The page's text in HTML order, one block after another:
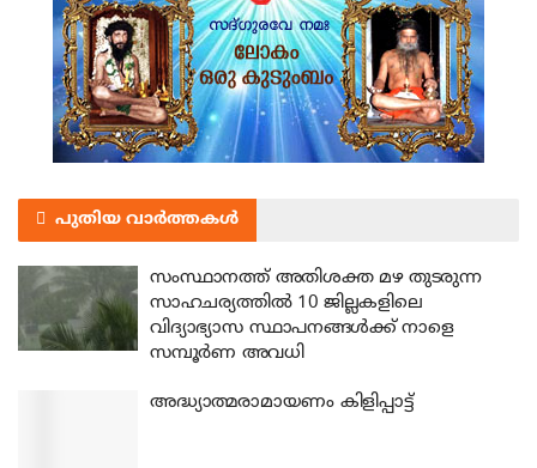
പുതിയ വാർത്തകൾ
സംസ്ഥാനത്ത് അതിശക്ത മഴ തുടരുന്ന
സാഹചര്യത്തിൽ 10 ജില്ലകളിലെ
വിദ്യാഭ്യാസ സ്ഥാപനങ്ങൾക്ക് നാളെ
സമ്പൂർണ അവധി
അദ്ധ്യാത്മരാമായണം കിളിപ്പാട്ട്